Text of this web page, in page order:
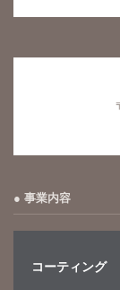
事業内容
コーティング